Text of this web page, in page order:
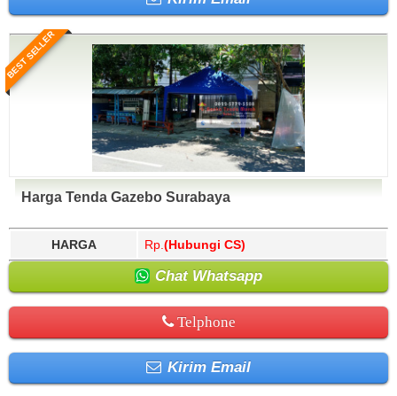
BEST SELLER
Harga Tenda Gazebo Surabaya
HARGA Rp. (Hubungi CS)
Chat Whatsapp
Telphone
Kirim Email